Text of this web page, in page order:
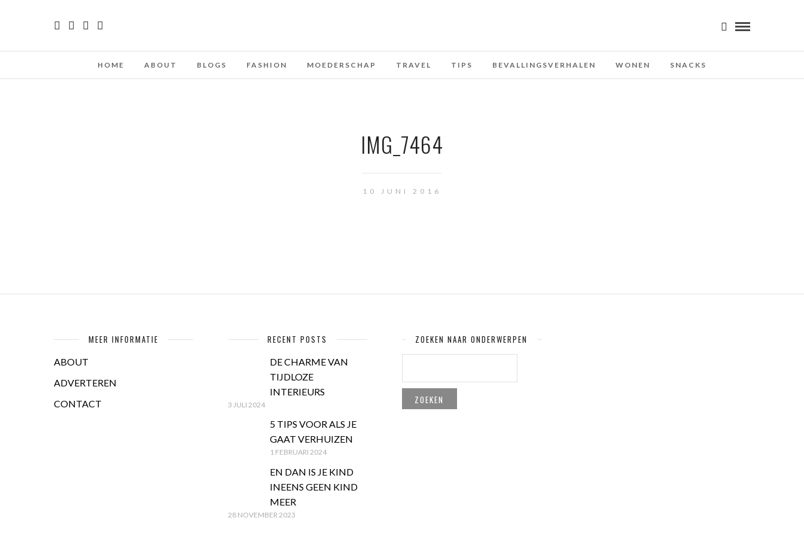
HOME ABOUT BLOGS FASHION MOEDERSCHAP TRAVEL TIPS BEVALLINGSVERHALEN WONEN SNACKS
IMG_7464
10 JUNI 2016
MEER INFORMATIE
ABOUT
ADVERTEREN
CONTACT
RECENT POSTS
DE CHARME VAN
TIJDLOZE
INTERIEURS
3 JULI 2024
5 TIPS VOOR ALS JE
GAAT VERHUIZEN
1 FEBRUARI 2024
EN DAN IS JE KIND
INEENS GEEN KIND
MEER
28 NOVEMBER 2023
ZOEKEN NAAR ONDERWERPEN